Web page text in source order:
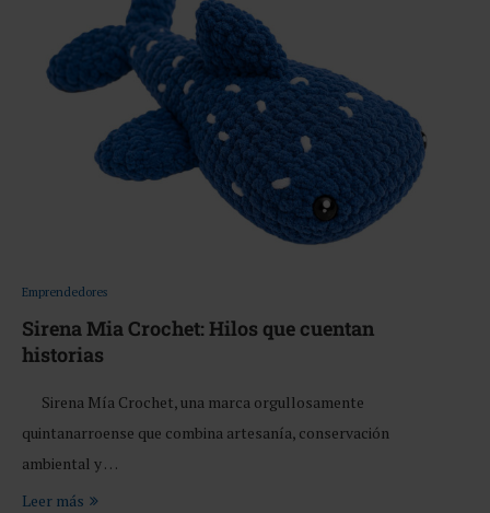
Emprendedores
Sirena Mia Crochet: Hilos que cuentan
historias
Sirena Mía Crochet, una marca orgullosamente
quintanarroense que combina artesanía, conservación
ambiental y …
Leer más